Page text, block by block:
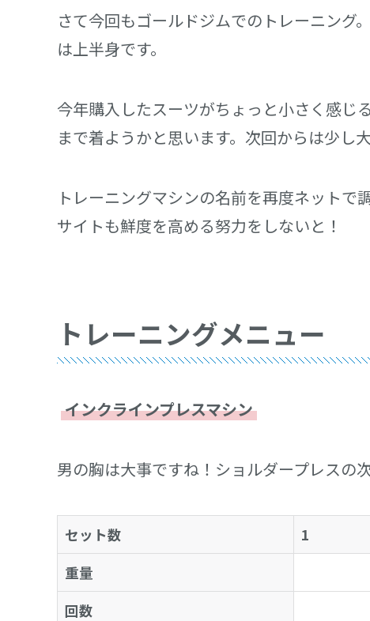
さて今回もゴールドジムでのトレーニング
は上半身です。
今年購入したスーツがちょっと小さく感
まで着ようかと思います。次回からは少し
トレーニングマシンの名前を再度ネット
サイトも鮮度を高める努力をしないと！
トレーニングメニュー
インクラインプレスマシン
男の胸は大事ですね！ショルダープレスの
セット数 1
重量
回数